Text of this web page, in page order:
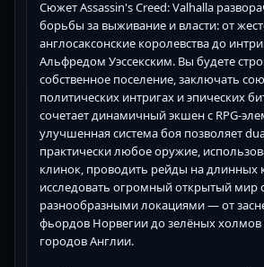
Сюжет Assassin's Creed: Valhalla
борьбы за выживание и власти: от
англосаксонские королевства до
Альфредом Уэссекским. Вы будете
собственное поселение, заключать
политических интригах и эпических
сочетает динамичный экшен с RPG-
улучшенная система боя позволяет
практически любое оружие,
клинок, проводить рейды на длинных
исследовать огромный открытый мир
разнообразными локациями — от
фьордов Норвегии до зелёных холмов
городов Англии.